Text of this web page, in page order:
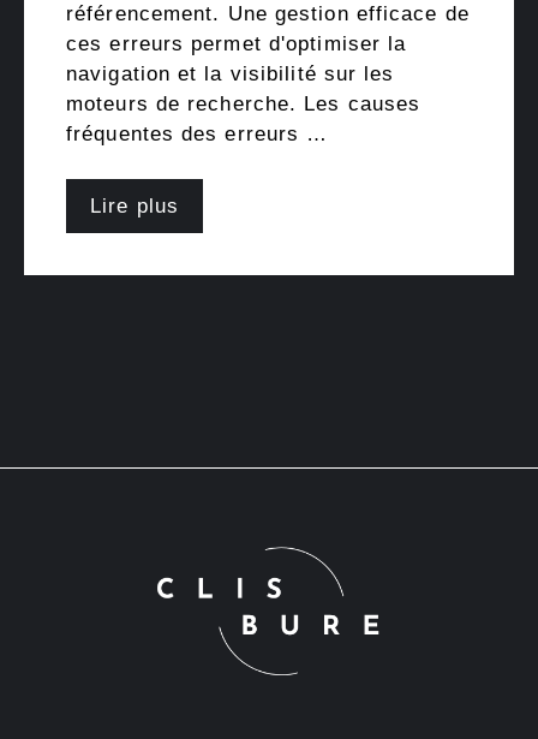
référencement. Une gestion efficace de
ces erreurs permet d'optimiser la
navigation et la visibilité sur les
moteurs de recherche. Les causes
fréquentes des erreurs …
Lire plus